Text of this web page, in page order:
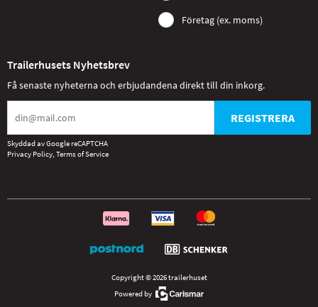
Företag (ex. moms)
Trailerhusets Nyhetsbrev
Få senaste nyheterna och erbjudandena direkt till din inkorg.
REGISTRERA
Skyddad av Google reCAPTCHA
Privacy Policy, Terms of Service
Copyright © 2026 trailerhuset
Powered by